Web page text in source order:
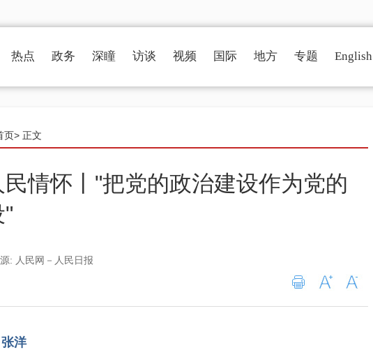
热点 政务 深瞳 访谈 视频 国际 地方 专题 English
页> 正文
情怀丨"把党的政治建设作为党的
"
: 人民网－人民日报
洋